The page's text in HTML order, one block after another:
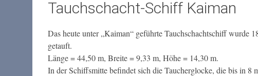
Tauchschacht-Schiff Kaiman
Das heute unter „Kaiman“ geführte Tauchschachtschiff wurde
getauft.
Länge = 44,50 m, Breite = 9,33 m, Höhe = 14,30 m.
In der Schiffsmitte befindet sich die Taucherglocke, die bis in 8